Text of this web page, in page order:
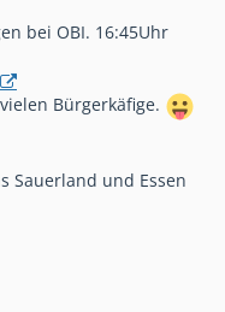
bei OBI. 16:45Uhr
Bürgerkäfige.
Sauerland und Essen